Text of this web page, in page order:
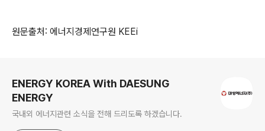
원문출처: 에너지경제연구원 KEEi
ENERGY KOREA With DAESUNG
ENERGY
국내외 에너지관련 소식을 전해 드리도록 하겠습니다.